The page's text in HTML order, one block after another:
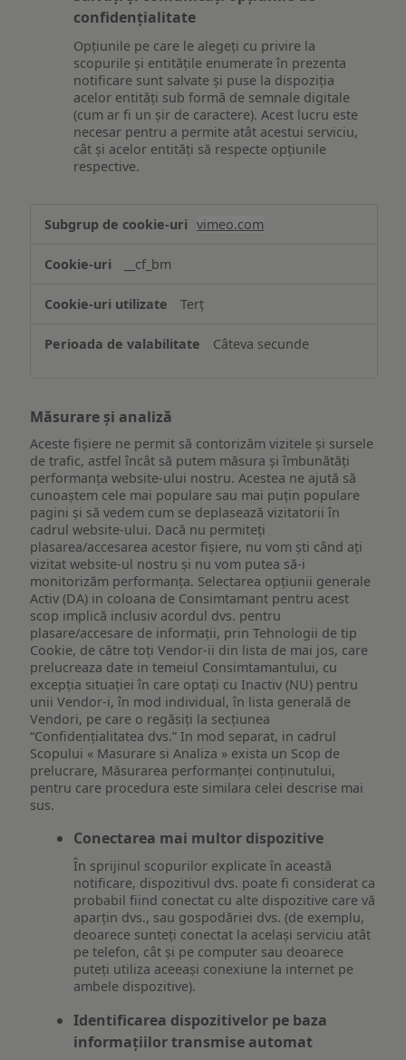
confidențialitate
Opțiunile pe care le alegeți cu privire la
scopurile și entitățile enumerate în prezenta
notificare sunt salvate și puse la dispoziția
acelor entități sub formă de semnale digitale
(cum ar fi un șir de caractere). Acest lucru este
necesar pentru a permite atât acestui serviciu,
cât și acelor entități să respecte opțiunile
respective.
funcționalităților
ului
vimeo.com
__cf_bm
Terț
Câteva secunde
Măsurare și analiză
Aceste fișiere ne permit să contorizăm vizitele și sursele
de trafic, astfel încât să putem măsura și îmbunătăți
performanța website-ului nostru. Acestea ne ajută să
cunoaștem cele mai populare sau mai puțin populare
pagini și să vedem cum se deplasează vizitatorii în
cadrul website-ului. Dacă nu permiteți
plasarea/accesarea acestor fișiere, nu vom ști când ați
vizitat website-ul nostru și nu vom putea să-i
monitorizăm performanța. Selectarea opțiunii generale
Activ (DA) in coloana de Consimtamant pentru acest
scop implică inclusiv acordul dvs. pentru
plasare/accesare de informații, prin Tehnologii de tip
Cookie, de către toți Vendor-ii din lista de mai jos, care
prelucreaza date in temeiul Consimtamantului, cu
excepția situației în care optați cu Inactiv (NU) pentru
unii Vendor-i, în mod individual, în lista generală de
Vendori, pe care o regăsiți la secțiunea
“Confidențialitatea dvs.” In mod separat, in cadrul
Scopului « Masurare si Analiza » exista un Scop de
prelucrare, Măsurarea performanței conținutului,
pentru care procedura este similara celei descrise mai
sus.
Conectarea mai multor dispozitive
În sprijinul scopurilor explicate în această
notificare, dispozitivul dvs. poate fi considerat ca
probabil fiind conectat cu alte dispozitive care vă
aparțin dvs., sau gospodăriei dvs. (de exemplu,
deoarece sunteți conectat la același serviciu atât
pe telefon, cât și pe computer sau deoarece
puteți utiliza aceeași conexiune la internet pe
ambele dispozitive).
Identificarea dispozitivelor pe baza
informațiilor transmise automat